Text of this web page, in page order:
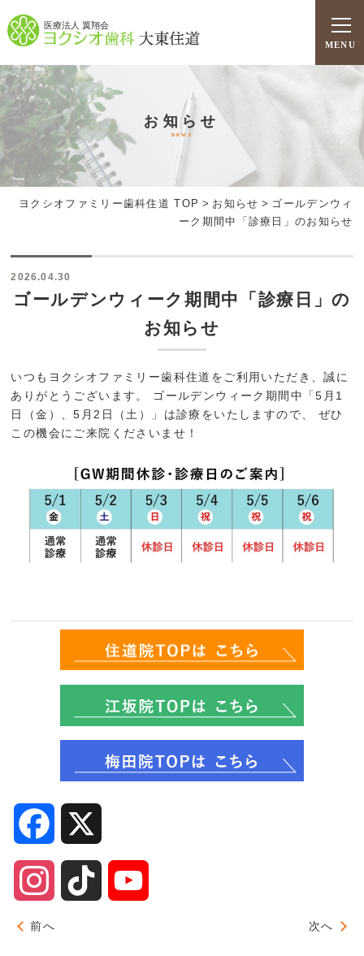
医療法人 翼翔会
MENU
お知らせ
news
ヨクシオファミリー歯科住道 TOP > お知らせ > ゴールデンウィ
ーク期間中「診療日」のお知らせ
2026.04.30
ゴールデンウィーク期間中「診療日」の
お知らせ
いつもヨクシオファミリー歯科住道をご利用いただき、誠に
ありがとうございます。 ゴールデンウィーク期間中「5月1
日（金）、5月2日（土）」は診療をいたしますので、 ぜひ
この機会にご来院くださいませ！
Facebook
InstagramTikTok
前へ 次へ